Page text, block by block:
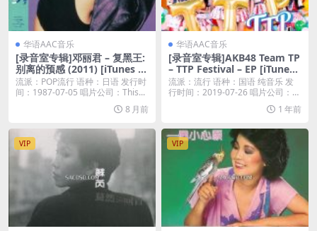
华语AAC音乐
[录音室专辑]邓丽君 – 复黑王:
别离的预感 (2011) [iTunes Pl
us M4A]
流派：POP流行 语种：日语 发行时
间：1987-07-05 唱片公司：This...
8 月前
华语AAC音乐
[录音室专辑]AKB48 Team TP
– TTP Festival – EP [iTunes
Plus AAC M4A]
流派：流行 语种：国语 纯音乐 发
行时间：2019-07-26 唱片公司：音
1 年前
VIP VIP